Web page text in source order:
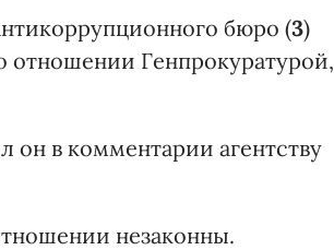
бюро (3)
отношении Генпрокуратурой,
он в комментарии агентству
незаконны.